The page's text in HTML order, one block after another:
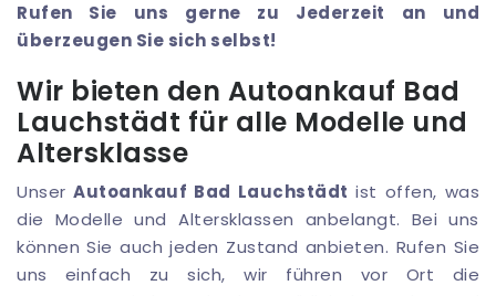
Rufen Sie uns gerne zu Jederzeit an und
überzeugen Sie sich selbst!
Wir bieten den Autoankauf Bad
Lauchstädt für alle Modelle und
Altersklasse
UnserAutoankauf Bad Lauchstädt ist offen, was
die Modelle und Altersklassen anbelangt. Bei uns
können Sie auch jeden Zustand anbieten. Rufen Sie
uns einfach zu sich, wir führen vor Ort die